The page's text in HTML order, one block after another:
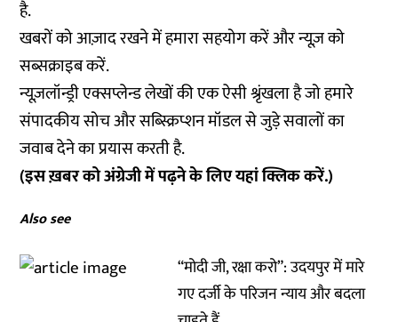
है.
खबरों को आज़ाद रखने में हमारा सहयोग करें और न्यूज़ को
सब्सक्राइब करें.
न्यूज़लॉन्ड्री एक्सप्लेन्ड लेखों की एक ऐसी श्रृंखला है जो हमारे
संपादकीय सोच और सब्स्क्रिप्शन मॉडल से जुड़े सवालों का
जवाब देने का प्रयास करती है.
(इस ख़बर को अंग्रेजी में पढ़ने के लिए यहांक्लिककरें.)
Also see
“मोदी जी, रक्षा करो”: उदयपुर में मारे
गए दर्जी के परिजन न्याय और बदला